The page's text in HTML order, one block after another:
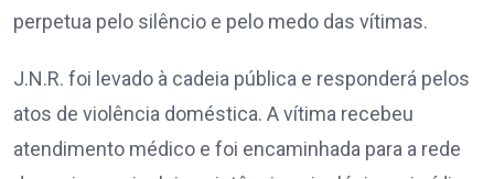
perpetua pelo silêncio e pelo medo das vítimas.
J.N.R. foi levado à cadeia pública e responderá pelos
atos de violência doméstica. A vítima recebeu
atendimento médico e foi encaminhada para a rede